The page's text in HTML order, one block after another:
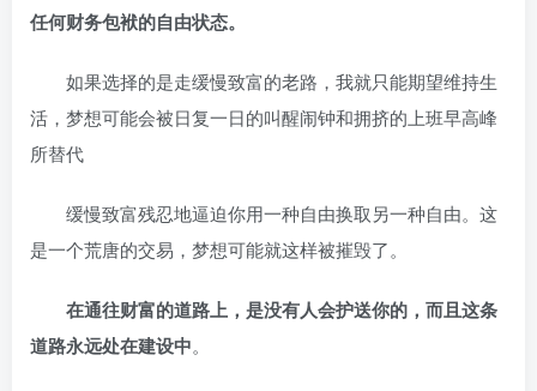
任何财务包袱的自由状态。
如果选择的是走缓慢致富的老路，我就只能期望维持生
活，梦想可能会被日复一日的叫醒闹钟和拥挤的上班早高峰
所替代
缓慢致富残忍地逼迫你用一种自由换取另一种自由。这
是一个荒唐的交易，梦想可能就这样被摧毁了。
在通往财富的道路上，是没有人会护送你的，而且这条
道路永远处在建设中。